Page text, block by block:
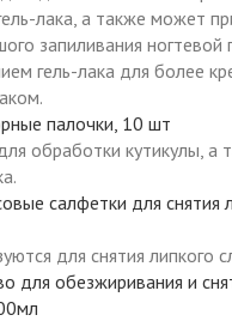
лака, а также может
запиливания ногтевой
гель-лака для более
палочки, 10 шт
обработки кутикулы, а
салфетки для снятия
для снятия липкого
для обезжиривания и